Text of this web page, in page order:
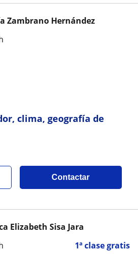
Zambrano Hernández
clima, geografía de
Contactar
1ª clase gratis
Elizabeth Sisa Jara